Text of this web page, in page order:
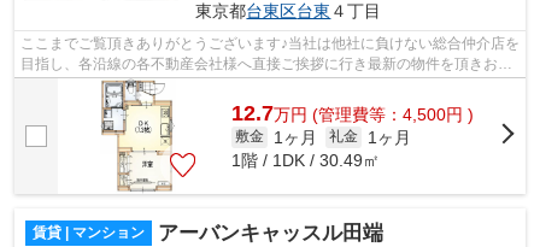
東京都台東区台東 ４丁目
ここまでご覧頂きありがとうございます♪当社は他社に負けない総合仲介店を
目指し、各沿線の各不動産会社様へ直接ご挨拶に行き最新の物件を頂きお客
様へ提供しております！最新の情報は...
12.7万円 (管理費等：4,500円 )
敷金 1ヶ月 礼金
1ヶ月
1階 / 1DK / 30.49㎡
賃貸 | マンション アーバンキャッスル田端